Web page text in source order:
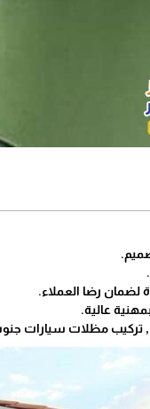
لضمان رضا العملاء.
عالية.
مظلات سيارات